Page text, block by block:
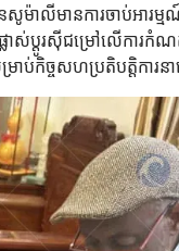
នសូម៉ាលីមានការចាប់អ
ាស់ប្តូរស៊ីជម្រៅលើការកំ
រាប់កិច្ចសហប្រតិបត្តិការ